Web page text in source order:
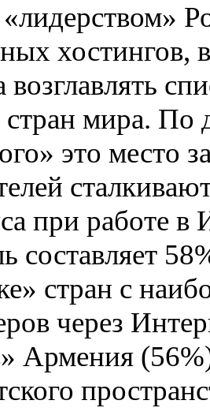
хостингов,
возглавлять
стран мира.
это место
при работе в
составляет
стран с
через
Армения